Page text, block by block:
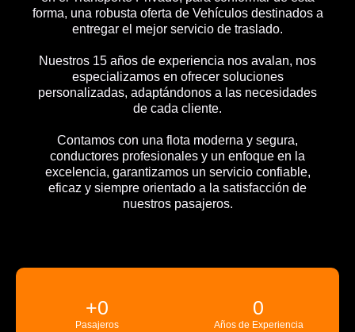
forma, una robusta oferta de Vehículos destinados a
entregar el mejor servicio de traslado.
Nuestros 15 años de experiencia nos avalan, nos
especializamos en ofrecer soluciones
personalizadas, adaptándonos a las necesidades
de cada cliente.
Contamos con una flota moderna y segura,
conductores profesionales y un enfoque en la
excelencia, garantizamos un servicio confiable,
eficaz y siempre orientado a la satisfacción de
nuestros pasajeros.
Pasajeros
+0
Años de Experiencia
0